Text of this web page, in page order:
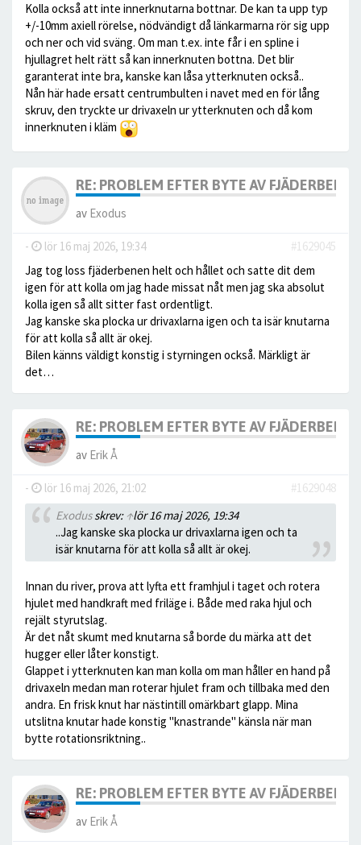
Kolla också att inte innerknutarna bottnar. De kan ta upp typ
+/-10mm axiell rörelse, nödvändigt då länkarmarna rör sig upp
och ner och vid sväng. Om man t.ex. inte får i en spline i
hjullagret helt rätt så kan innerknuten bottna. Det blir
garanterat inte bra, kanske kan låsa ytterknuten också..
Nån här hade ersatt centrumbulten i navet med en för lång
skruv, den tryckte ur drivaxeln ur ytterknuten och då kom
innerknuten i kläm
RE: PROBLEM EFTER BYTE AV FJÄDERBEN.
av Exodus
- lör 16 maj 2026, 19:34
#1629045
Jag tog loss fjäderbenen helt och hållet och satte dit dem
igen för att kolla om jag hade missat nåt men jag ska absolut
kolla igen så allt sitter fast ordentligt.
Jag kanske ska plocka ur drivaxlarna igen och ta isär knutarna
för att kolla så allt är okej.
Bilen känns väldigt konstig i styrningen också. Märkligt är
det…
RE: PROBLEM EFTER BYTE AV FJÄDERBEN.
av Erik Å
- lör 16 maj 2026, 21:02
#1629048
Exodusskrev: ↑lör 16 maj 2026, 19:34
..Jag kanske ska plocka ur drivaxlarna igen och ta
isär knutarna för att kolla så allt är okej.
Innan du river, prova att lyfta ett framhjul i taget och rotera
hjulet med handkraft med friläge i. Både med raka hjul och
rejält styrutslag.
Är det nåt skumt med knutarna så borde du märka att det
hugger eller låter konstigt.
Glappet i ytterknuten kan man kolla om man håller en hand på
drivaxeln medan man roterar hjulet fram och tillbaka med den
andra. En frisk knut har nästintill omärkbart glapp. Mina
utslitna knutar hade konstig "knastrande" känsla när man
bytte rotationsriktning..
RE: PROBLEM EFTER BYTE AV FJÄDERBEN.
av Erik Å